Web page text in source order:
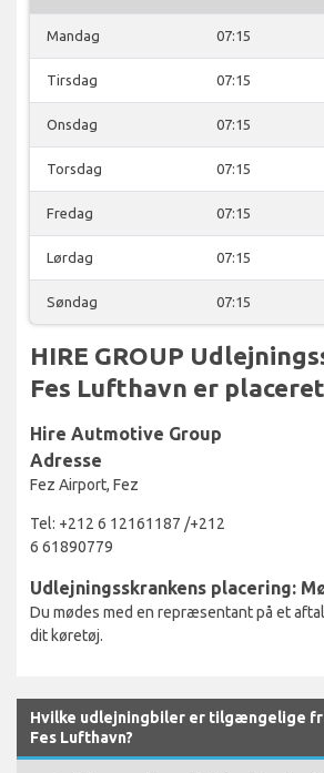
Mandag 07:15
Tirsdag 07:15
Onsdag 07:15
Torsdag 07:15
Fredag 07:15
Lørdag 07:15
Søndag 07:15
HIRE GROUP
Fes Lufthavn er
Hire Autmotive Group
Adresse
Fez Airport, Fez
Tel: +212 6 12161187 /+212
6 61890779
Udlejningsskrankens placering:
Du mødes med en repræsentant på et
dit køretøj.
Hvilke udlejningbiler er tilgængelige
Fes Lufthavn?